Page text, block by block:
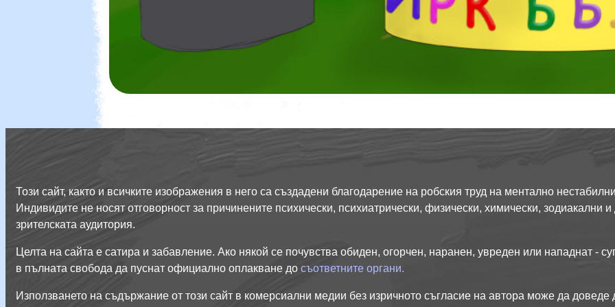
Този сайт, както и всичките изображения в него са създадени благодарение на робския труд на ментално
Индивидите не носят отговорност за причинените психически, психиатрически, физически, химически, зодиакални
зрителската аудитория.
Целта на сайта е сатира и забавление. Ако някой се почувства обиден, огорчен, наранен, увреден или нападнат -
в пълната свобода да пуснат официално оплакване до съответните органи.
Използването на съдържание от този сайт в комерсиални медии без изричното съгласие на автора може да